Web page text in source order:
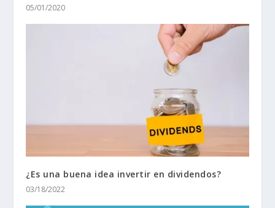
05/01/2020
¿Es una buena idea invertir en dividendos?
03/18/2022